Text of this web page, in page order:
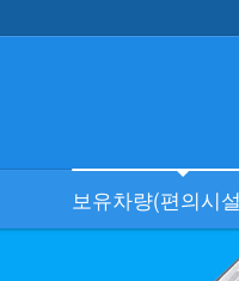
보유차량(편의시